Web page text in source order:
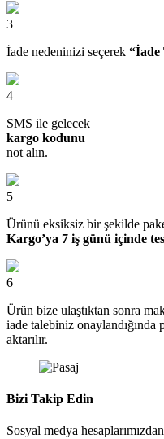
3
İade nedeninizi seçerek “İade
4
SMS ile gelecek
kargo kodunu
not alın.
5
Ürünü eksiksiz bir şekilde
Kargo’ya 7 iş günü içinde
6
Ürün bize ulaştıktan sonra
iade talebiniz onaylandığında
aktarılır.
Bizi Takip Edin
Sosyal medya